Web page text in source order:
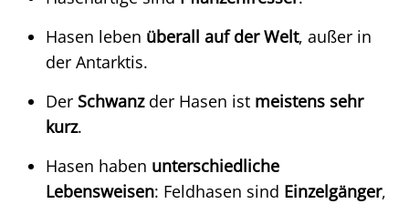
Hasen leben überall auf der Welt, außer in
der Antarktis.
Der Schwanzder Hasen ist meistens sehr
kurz.
Hasen haben unterschiedliche
Lebensweisen: Feldhasen sind Einzelgänger,